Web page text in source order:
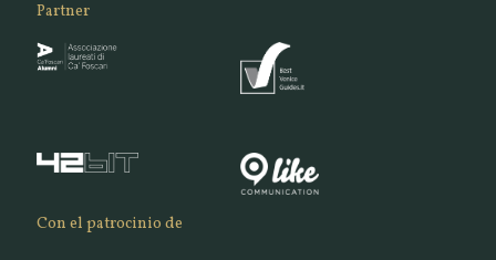
Partner
Con el patrocinio de